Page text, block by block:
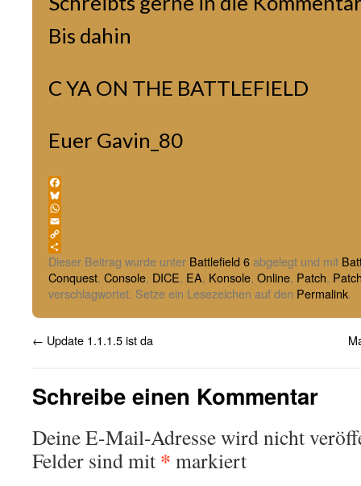
Bis dahin
C YA ON THE BATTLEFIELD
Euer Gavin_80
Facebook
Bluesky
WhatsApp
Email
Copy
Link
Teilen
Dieser Beitrag wurde unter Battlefield 6abgelegt und mit
Conquest, Console, DICE, EA, Konsole, Online, Patch,
verschlagwortet. Setze ein Lesezeichen auf den Permalink.
← Update 1.1.1.5 ist da
Schreibe einen Kommentar
Deine E-Mail-Adresse wird nicht
Felder sind mit * markiert